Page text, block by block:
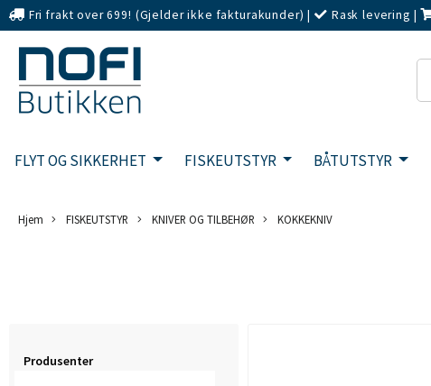
Fri frakt over 699! (Gjelder ikke fakturakunder) | Rask levering |
FLYT OG SIKKERHET FISKEUTSTYR BÅTUTSTYR
Hjem FISKEUTSTYR KNIVER OG TILBEHØR KOKKEKNIV
Produsenter